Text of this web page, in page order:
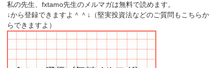
私の先生、fxtamo先生のメルマガは無料で読めます。
↓から登録できますよ＾＾↓（堅実投資法などのご質問もこちらか
らできますよ）